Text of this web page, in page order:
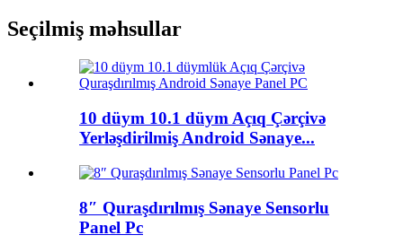
Seçilmiş məhsullar
10 düym 10.1 düym Açıq Çərçivə
Yerləşdirilmiş Android Sənaye...
8″ Quraşdırılmış Sənaye Sensorlu
Panel Pc